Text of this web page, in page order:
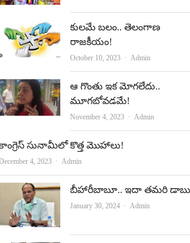
o
k
e
కులమే బలం.. తెలంగాణ
రాజకీయం!
October 10, 2023 Author
Admin
ఆ గొంతు ఇక మోగలేదు..
మూగబోవడమే!
November 4, 2023 Author
Admin
సునామీలో కొత్త మొహాలు!
4, 2023 Author
Admin
బీహారీబాబూ.. ఇదా తమరి
January 30, 2024 Author
Admin